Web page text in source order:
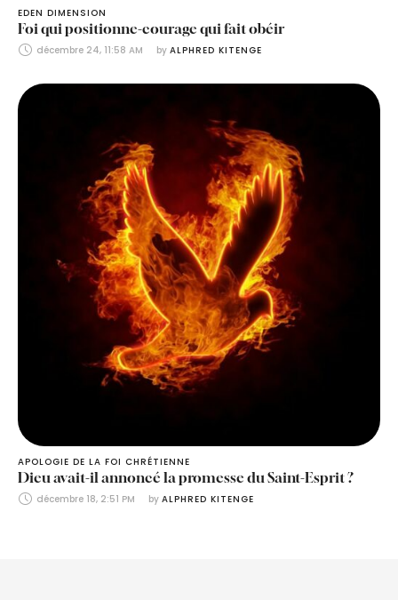
EDEN DIMENSION
Foi qui positionne-courage qui fait obéir
décembre 24, 11:58 AM by ALPHRED KITENGE
APOLOGIE DE LA FOI CHRÉTIENNE
Dieu avait-il annoncé la promesse du Saint-Esprit ?
décembre 18, 2:51 PM by ALPHRED KITENGE